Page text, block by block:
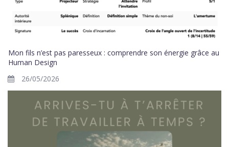
Mon fils n’est pas paresseux : comprendre son énergie grâce au
Human Design
26/05/2026